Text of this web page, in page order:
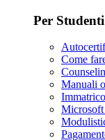
Per Studenti
Come
Manuali